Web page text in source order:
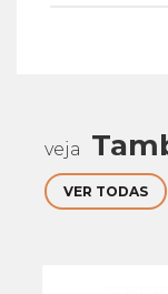
veja
VER TODAS